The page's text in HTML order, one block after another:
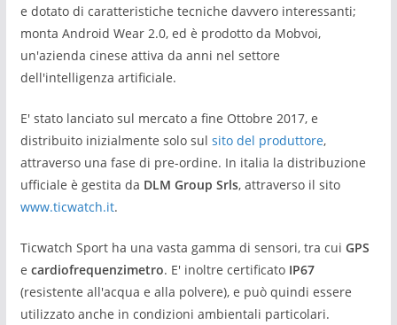
e dotato di caratteristiche tecniche davvero interessanti;
monta Android Wear 2.0, ed è prodotto da Mobvoi,
un'azienda cinese attiva da anni nel settore
dell'intelligenza artificiale.
E' stato lanciato sul mercato a fine Ottobre 2017, e
distribuito inizialmente solo sul sito del produttore,
attraverso una fase di pre-ordine. In italia la distribuzione
ufficiale è gestita da DLM Group Srls, attraverso il sito
www.ticwatch.it.
Ticwatch Sport ha una vasta gamma di sensori, tra cui GPS
e cardiofrequenzimetro. E' inoltre certificato IP67
(resistente all'acqua e alla polvere), e può quindi essere
utilizzato anche in condizioni ambientali particolari.